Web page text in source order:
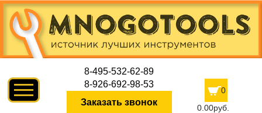
8-495-532-62-89
8-926-692-98-53
Заказать звонок
0
0.00руб.